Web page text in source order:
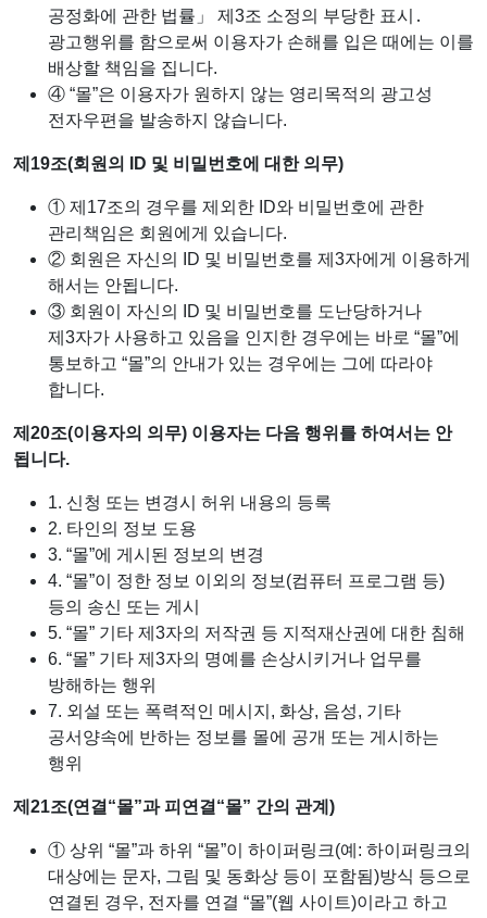
공정화에 관한 법률」 제3조 소정의 부당한 표시․
광고행위를 함으로써 이용자가 손해를 입은 때에는 이를
배상할 책임을 집니다.
④ “몰”은 이용자가 원하지 않는 영리목적의 광고성
전자우편을 발송하지 않습니다.
제19조(회원의 ID 및 비밀번호에 대한 의무)
① 제17조의 경우를 제외한 ID와 비밀번호에 관한
관리책임은 회원에게 있습니다.
② 회원은 자신의 ID 및 비밀번호를 제3자에게 이용하게
해서는 안됩니다.
③ 회원이 자신의 ID 및 비밀번호를 도난당하거나
제3자가 사용하고 있음을 인지한 경우에는 바로 “몰”에
통보하고 “몰”의 안내가 있는 경우에는 그에 따라야
합니다.
제20조(이용자의 의무) 이용자는 다음 행위를 하여서는 안
됩니다.
1. 신청 또는 변경시 허위 내용의 등록
2. 타인의 정보 도용
3. “몰”에 게시된 정보의 변경
4. “몰”이 정한 정보 이외의 정보(컴퓨터 프로그램 등)
등의 송신 또는 게시
5. “몰” 기타 제3자의 저작권 등 지적재산권에 대한 침해
6. “몰” 기타 제3자의 명예를 손상시키거나 업무를
방해하는 행위
7. 외설 또는 폭력적인 메시지, 화상, 음성, 기타
공서양속에 반하는 정보를 몰에 공개 또는 게시하는
행위
제21조(연결“몰”과 피연결“몰” 간의 관계)
① 상위 “몰”과 하위 “몰”이 하이퍼링크(예: 하이퍼링크의
대상에는 문자, 그림 및 동화상 등이 포함됨)방식 등으로
연결된 경우, 전자를 연결 “몰”(웹 사이트)이라고 하고